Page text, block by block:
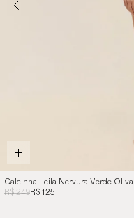
Calcinha Leila Nervura Verde Oliva
R$ 249R$ 125